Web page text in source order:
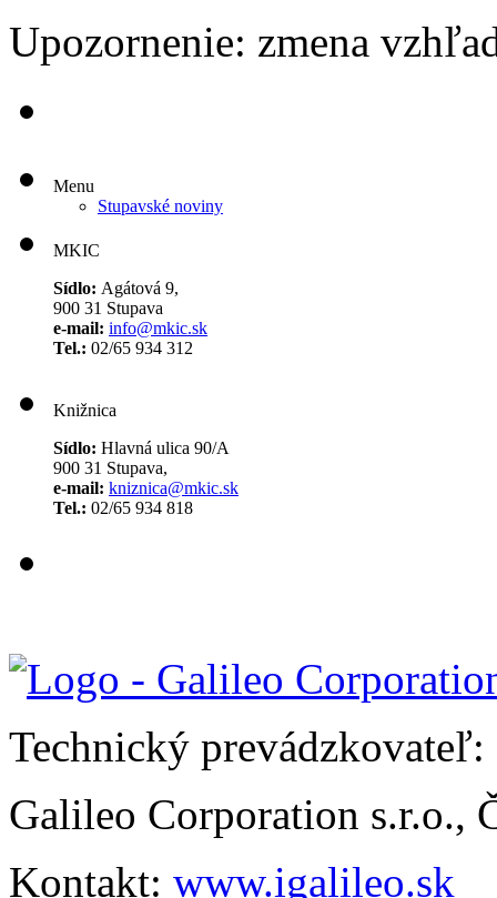
Upozornenie: zmena
Menu
Stupavské noviny
MKIC
Sídlo: Agátová 9,
900 31 Stupava
e-mail: info@mkic.sk
Tel.: 02/65 934 312
Knižnica
Sídlo: Hlavná ulica 90/A
900 31 Stupava,
e-mail: kniznica@mkic.sk
Tel.: 02/65 934 818
Technický prevádzkovateľ:
Galileo Corporation s.r.o.,
Kontakt: www.igalileo.sk